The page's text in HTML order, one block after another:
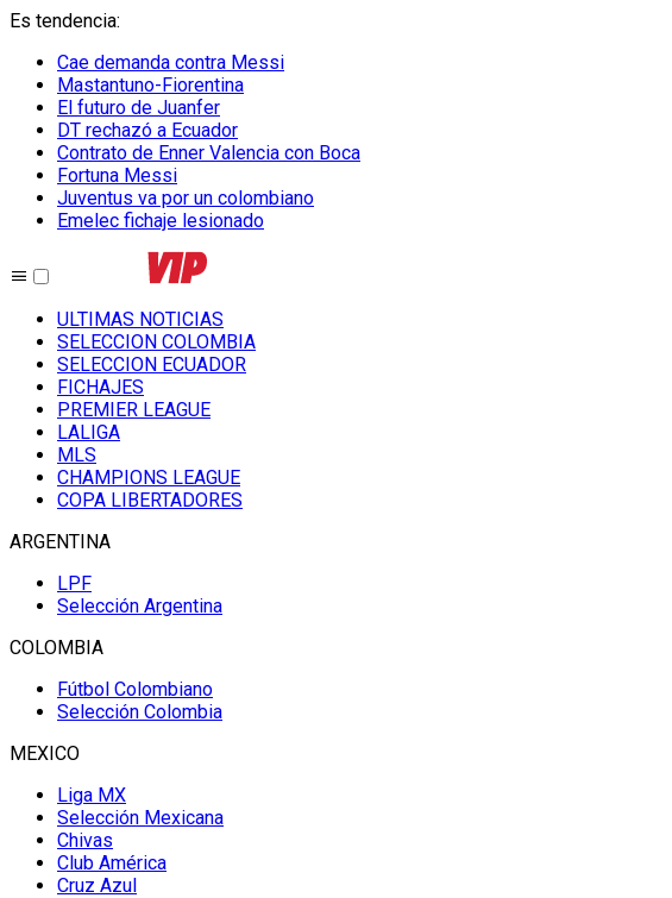
Es tendencia:
Cae demanda contra Messi
Mastantuno-Fiorentina
El futuro de Juanfer
DT rechazó a Ecuador
Contrato de Enner Valencia con Boca
Fortuna Messi
Juventus va por un colombiano
Emelec fichaje lesionado
ULTIMAS NOTICIAS
SELECCION COLOMBIA
SELECCION ECUADOR
FICHAJES
PREMIER LEAGUE
LALIGA
MLS
CHAMPIONS LEAGUE
COPA LIBERTADORES
ARGENTINA
LPF
Selección Argentina
COLOMBIA
Fútbol Colombiano
Selección Colombia
MEXICO
Liga MX
Selección Mexicana
Chivas
Club América
Cruz Azul